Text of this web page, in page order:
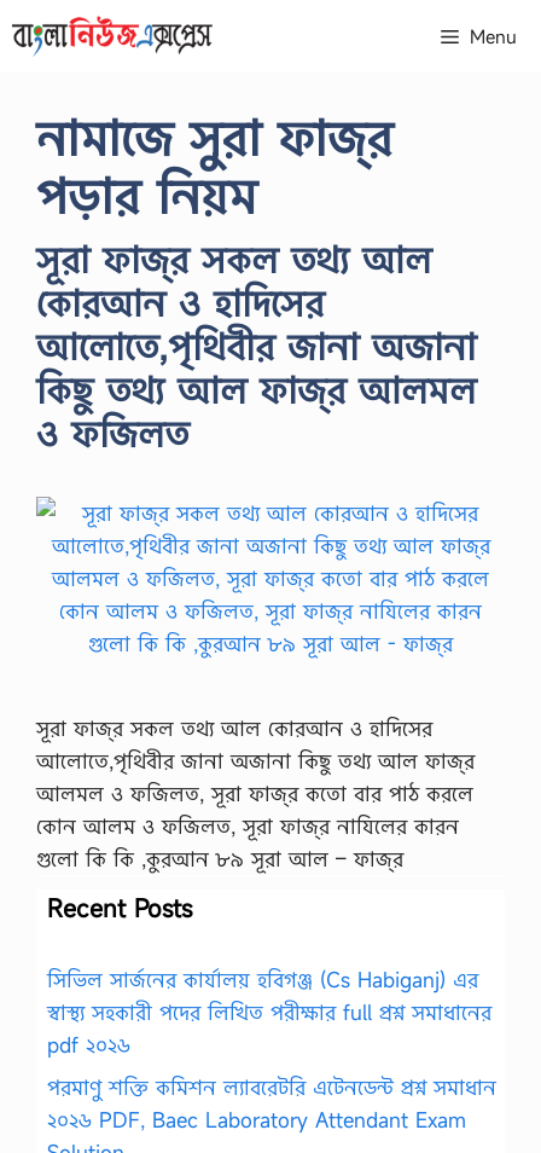
to
Menu
নামাজে সুরা ফাজ্‌র
পড়ার নিয়ম
সূরা ফাজ্‌র সকল তথ্য আল
কোরআন ও হাদিসের
আলোতে,পৃথিবীর জানা অজানা
কিছু তথ্য আল ফাজ্‌র আলমল
ও ফজিলত
সূরা ফাজ্‌র সকল তথ্য আল কোরআন ও হাদিসের
আলোতে,পৃথিবীর জানা অজানা কিছু তথ্য আল ফাজ্‌র
আলমল ও ফজিলত, সূরা ফাজ্‌র কতো বার পাঠ করলে
কোন আলম ও ফজিলত, সূরা ফাজ্‌র নাযিলের কারন
গুলো কি কি ,কুরআন ৮৯ সূরা আল – ফাজ্‌র
Recent Posts
সিভিল সার্জনের কার্যালয় হবিগঞ্জ (Cs Habiganj) এর
স্বাস্থ্য সহকারী পদের লিখিত পরীক্ষার full প্রশ্ন সমাধানের
pdf ২০২৬
পরমাণু শক্তি কমিশন ল্যাবরেটরি এটেনডেন্ট প্রশ্ন সমাধান
২০২৬ PDF, Baec Laboratory Attendant Exam